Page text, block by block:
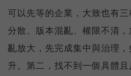
可以先等的企業，大致也有
分散、版本混亂、權限不清
亂放大，先完成集中與治理
升。第二，找不到一個具體